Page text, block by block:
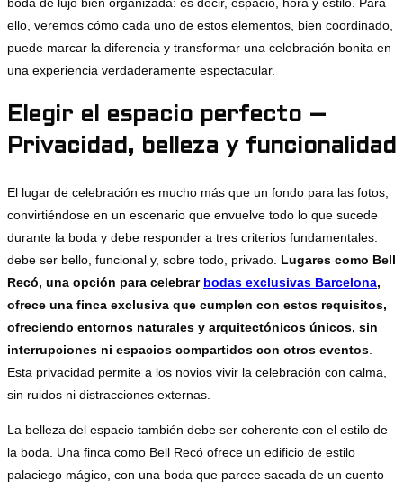
ello, veremos cómo cada uno de estos elementos, bien coordinado,
puede marcar la diferencia y transformar una celebración bonita en
una experiencia verdaderamente espectacular.
Elegir el espacio perfecto –
Privacidad, belleza y funcionalidad
El lugar de celebración es mucho más que un fondo para las fotos,
convirtiéndose en un escenario que envuelve todo lo que sucede
durante la boda y debe responder a tres criterios fundamentales:
debe ser bello, funcional y, sobre todo, privado. Lugares como Bell
Recó, una opción para celebrar bodas exclusivas Barcelona,
ofrece una finca exclusiva que cumplen con estos requisitos,
ofreciendo entornos naturales y arquitectónicos únicos, sin
interrupciones ni espacios compartidos con otros eventos
Esta privacidad permite a los novios vivir la celebración con calma,
sin ruidos ni distracciones externas.
La belleza del espacio también debe ser coherente con el estilo de
la boda. Una finca como Bell Recó ofrece un edificio de estilo
palaciego mágico, con una boda que parece sacada de un cuento